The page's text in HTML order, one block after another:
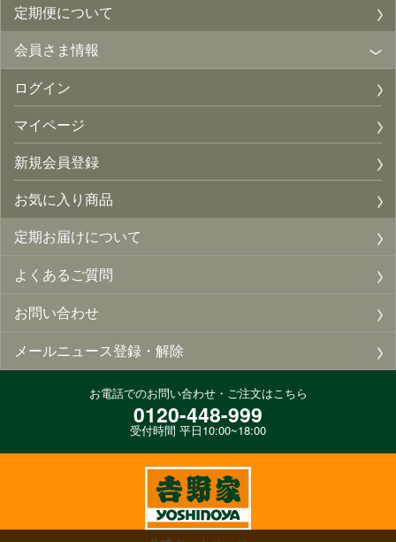
定期便について
会員さま情報
ログイン
マイページ
新規会員登録
お気に入り商品
定期お届けについて
よくあるご質問
お問い合わせ
メールニュース登録・解除
お電話でのお問い合わせ・ご注文はこちら
0120-448-999
受付時間 平日10:00~18:00